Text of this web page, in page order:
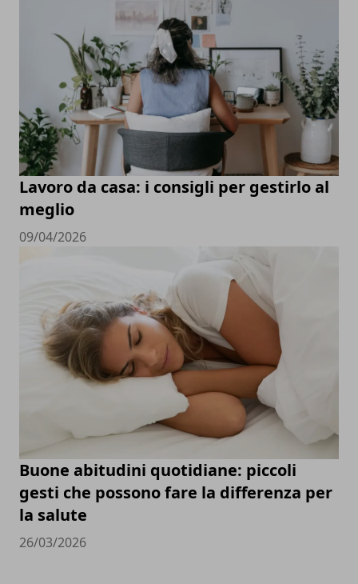
Lavoro da casa: i consigli per gestirlo al
meglio
09/04/2026
Buone abitudini quotidiane: piccoli
gesti che possono fare la differenza per
la salute
26/03/2026